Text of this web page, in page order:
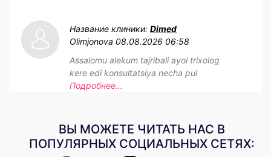
Название клиники: Dimed
Olimjonova 08.08.2026 06:58
Assalomu alekum tajribali ayol trixolog
kere edi konsultatsiya necha pul
Подробнее...
ВЫ МОЖЕТЕ ЧИТАТЬ НАС В
ПОПУЛЯРНЫХ СОЦИАЛЬНЫХ СЕТЯХ: